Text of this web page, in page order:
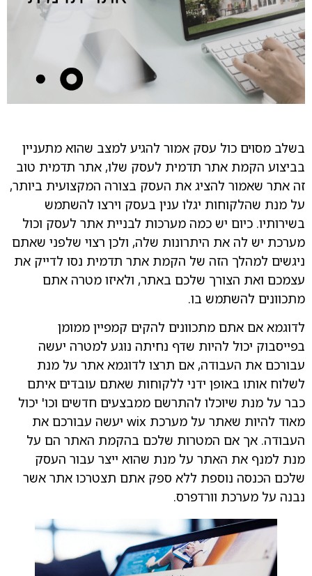
בשלב מסוים כול עסק אמור להגיע למצב שהוא מתעניין
בביצוע הקמת אתר תדמית לעסק שלו, אתר תדמית טוב
זה אתר שאמור להציג את העסק בצורה המקצועית ביותר,
על מנת שהלקוחות יגלו ענין בעסק וירצו להשתמש
בשירותיו. כיום יש כמה מערכות לבניית אתר לעסק וכול
מערכת יש לה את היתרונות שלה, ולכן רצוי שלפני שאתם
ניגשים למהלך הזה של הקמת אתר תדמית נסו לדייק את
עצמכם ואת הצורך שלכם באתר, ולאיזו מטרה אתם
מתכוונים להשתמש בו.
לדוגמא אם אתם מתכוונים להקים קמפיין ממומן
בפייסבוק יכול להיות שדף נחיתה נוגע למטרה יעשה
עבורכם את העבודה, אם תרצו לדוגמא אתר על מנת
לשלוח אותו באופן ידני ללקוחות שאתם עובדים איתם
כבר על מנת שיוכלו להתרשם ממבצעים חדשים וכו' יכול
מאוד להיות שאתר על מערכת wix יעשה עבורכם את
העבודה. אך אם המטרות שלכם בהקמת האתר הם על
מנת למנף את האתר על מנת שהוא ייצר עבור העסק
שלכם הכנסה נוספת ללא ספק אתם תצטרכו אתר אשר
נבנה על מערכת וורדפרס.